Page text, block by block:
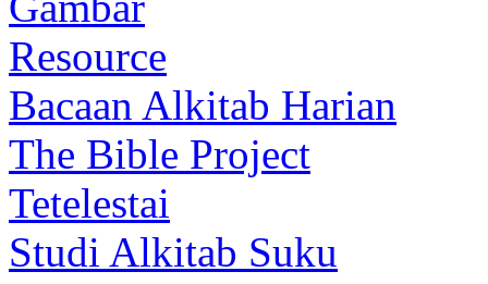
Resource
Bacaan Alkitab Harian
The Bible Project
Tetelestai
Studi Alkitab Suku